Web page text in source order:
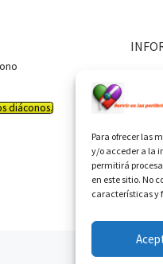
Para ofrecer las
y/o acceder a la
permitirá
en este sitio. No
características y
diáconos.